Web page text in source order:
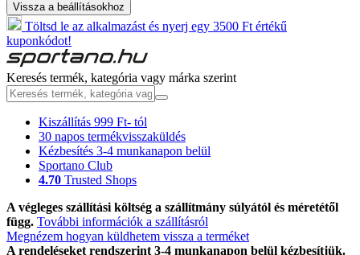
Vissza a beállításokhoz
Töltsd le az alkalmazást és nyerj egy 3500 Ft értékű
kuponkódot!
Keresés termék, kategória vagy márka szerint
Kiszállítás 999 Ft- tól
30 napos termékvisszaküldés
Kézbesítés 3-4 munkanapon belül
Sportano Club
4.70 Trusted Shops
A végleges szállítási költség a szállítmány súlyától és méretétől
függ. További információk a szállításról
Megnézem hogyan küldhetem vissza a terméket
A rendeléseket rendszerint 3-4 munkanapon belül kézbesítjük.